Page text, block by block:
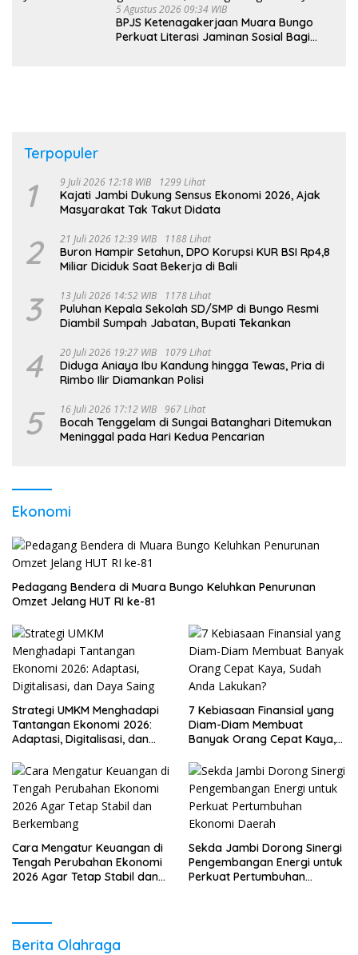
5 Agustus 2026 09:34 WIB
BPJS Ketenagakerjaan Muara Bungo
Perkuat Literasi Jaminan Sosial Bagi
Terpopuler
1 9 Juli 2026 12:18 WIB 1299 Lihat
Kajati Jambi Dukung Sensus Ekonomi 2026, Ajak
Masyarakat Tak Takut Didata
2 21 Juli 2026 12:39 WIB 1188 Lihat
Buron Hampir Setahun, DPO Korupsi KUR BSI Rp4,8
Miliar Diciduk Saat Bekerja di Bali
3 13 Juli 2026 14:52 WIB 1178 Lihat
Puluhan Kepala Sekolah SD/SMP di Bungo Resmi
Diambil Sumpah Jabatan, Bupati Tekankan
4 20 Juli 2026 19:27 WIB 1079 Lihat
Diduga Aniaya Ibu Kandung hingga Tewas, Pria di
Rimbo Ilir Diamankan Polisi
5 16 Juli 2026 17:12 WIB 967 Lihat
Bocah Tenggelam di Sungai Batanghari Ditemukan
Meninggal pada Hari Kedua Pencarian
Ekonomi
Pedagang Bendera di Muara Bungo Keluhkan Penurunan
Omzet Jelang HUT RI ke-81
Strategi UMKM Menghadapi
Tantangan Ekonomi 2026:
Adaptasi, Digitalisasi, dan
7 Kebiasaan Finansial yang
Diam-Diam Membuat
Banyak Orang Cepat Kaya,
Cara Mengatur Keuangan di
Tengah Perubahan Ekonomi
2026 Agar Tetap Stabil dan
Sekda Jambi Dorong Sinergi
Pengembangan Energi untuk
Perkuat Pertumbuhan
Berita Olahraga